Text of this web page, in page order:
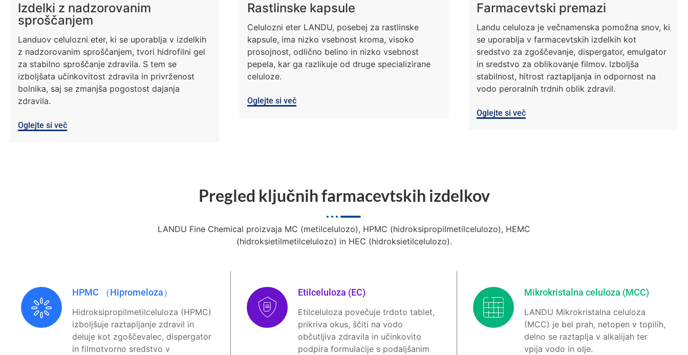
Izdelki z nadzorovanim
sproščanjem
Landuov celulozni eter, ki se uporablja v izdelkih
z nadzorovanim sproščanjem, tvori hidrofilni gel
za stabilno sproščanje zdravila. S tem se
izboljšata učinkovitost zdravila in privrženost
bolnika, saj se zmanjša pogostost dajanja
zdravila.
Oglejte si več
Rastlinske kapsule
Celulozni eter LANDU, posebej za rastlinske
kapsule, ima nizko vsebnost kroma, visoko
prosojnost, odlično belino in nizko vsebnost
pepela, kar ga razlikuje od druge specializirane
celuloze.
Oglejte si več
Farmacevtski premazi
Landu celuloza je večnamenska pomožna snov, ki
se uporablja v farmacevtskih izdelkih kot
sredstvo za zgoščevanje, dispergator, emulgator
in sredstvo za oblikovanje filmov. Izboljša
stabilnost, hitrost raztapljanja in odpornost na
vodo peroralnih trdnih oblik zdravil.
Oglejte si več
Pregled ključnih farmacevtskih izdelkov
LANDU Fine Chemical proizvaja MC (metilcelulozo), HPMC (hidroksipropilmetilcelulozo), HEMC
(hidroksietilmetilcelulozo) in HEC (hidroksietilcelulozo).
HPMC （Hipromeloza）
Hidroksipropilmetilceluloza (HPMC)
izboljšuje raztapljanje zdravil in
deluje kot zgoščevalec, dispergator
in filmotvorno sredstvo v
Etilceluloza (EC)
Etilceluloza povečuje trdoto tablet,
prikriva okus, ščiti na vodo
občutljiva zdravila in učinkovito
podpira formulacije s podaljšanim
Mikrokristalna celuloza (MCC)
LANDU Mikrokristalna celuloza
(MCC) je bel prah, netopen v topilih,
delno se raztaplja v alkalijah ter
vpija vodo in olje.